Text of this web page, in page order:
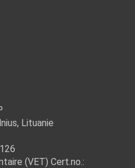
Lituanie
(VET) Cert.no.: